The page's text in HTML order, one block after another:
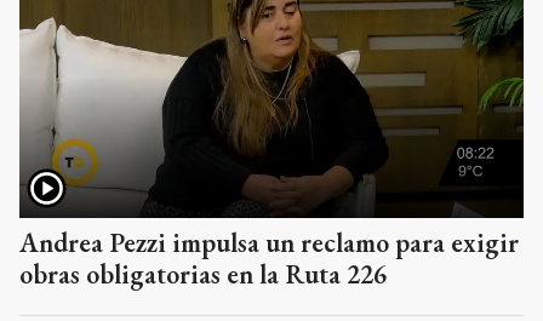
Andrea Pezzi impulsa un reclamo para exigir
obras obligatorias en la Ruta 226